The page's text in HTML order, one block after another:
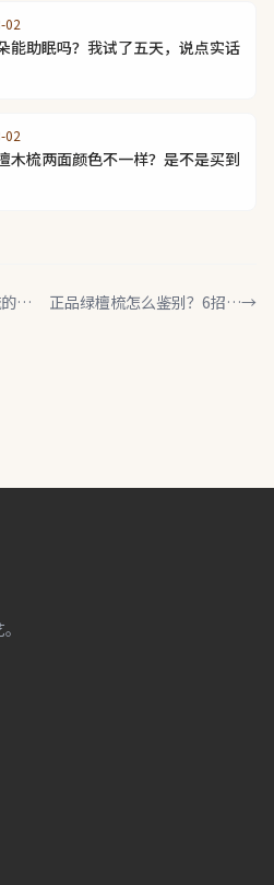
02
能助眠吗？我试了五天，说点实话
02
木梳两面颜色不一样？是不是买到
真
正品绿檀梳怎么鉴别？6招教→